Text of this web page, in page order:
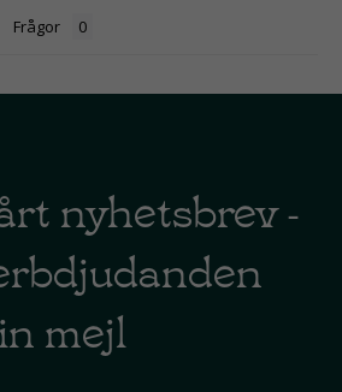
Frågor
nyhetsbrev -
mejl